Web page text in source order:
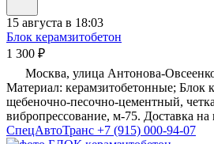
15 августа в 18:03
Блок керамзитобетон
1 300 ₽
Москва, улица Антонова-
Материал: керамзитобетонные; Блок
щебеночно-песочно-цементный,
вибропрессование, м-75. Доставка на
СпецАвтоТранс +7 (915) 000-94-07